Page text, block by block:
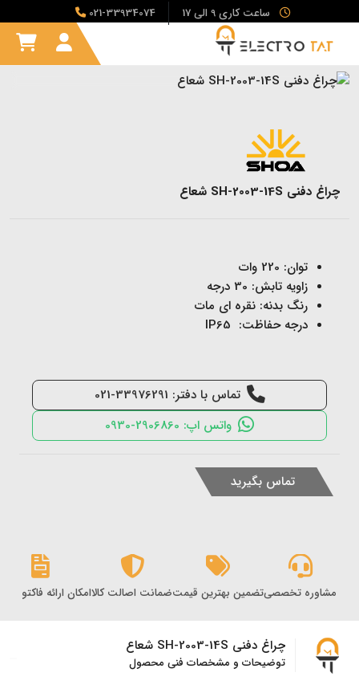
ساعت کاری 9 الی 17 021-33934074
چراغ دفنی SH-2003-14S شعاع
توان: 220 وات
زاویه تابش: 30 درجه
رنگ بدنه: نقره ای مات
درجه حفاظت: IP65
تماس با دفتر: 33976291-021
واتس اپ: 2906860-0930
تماس بگیرید
مشاوره تخصصیتضمین بهترین قیمتضمانت اصالت کالاامکان ارائه فاکتور
چراغ دفنی SH-2003-14S شعاع
توضیحات و مشخصات فنی محصول